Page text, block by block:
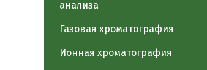
анализа
Газовая хроматография
Ионная хроматография